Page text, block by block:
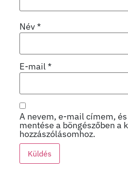
Név*
E-mail*
A nevem, e-mail címem,
mentése a böngészőben a
hozzászólásomhoz.